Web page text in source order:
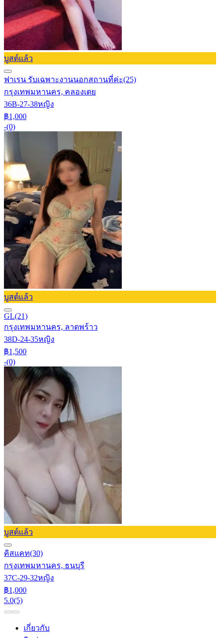
บูสต์แล้ว
ฟาเรน รับเฉพาะงานนอกสถานที่ค่ะ(25)
กรุงเทพมหานคร, คลองเตย
36B-27-38หญิง
฿1,000
-(0)
บูสต์แล้ว
GL(21)
กรุงเทพมหานคร, ลาดพร้าว
38D-24-35หญิง
฿1,500
-(0)
บูสต์แล้ว
คิสแคท(30)
กรุงเทพมหานคร, ธนบุรี
37C-29-32หญิง
฿1,000
5.0(5)
เกี่ยวกับ